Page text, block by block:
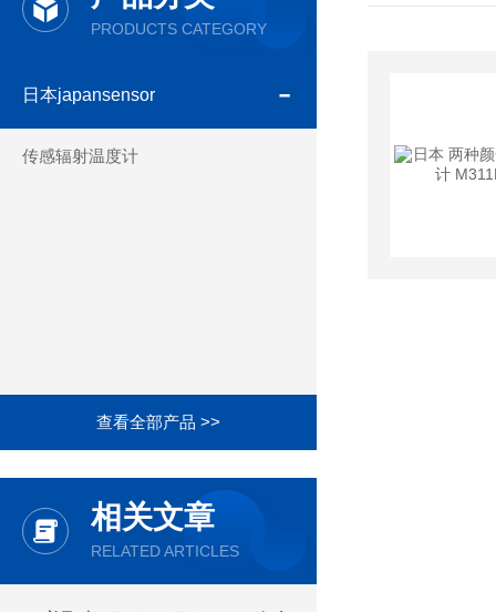
PRODUCTS CATEGORY
日本japansensor
传感辐射温度计
查看全部产品 >>
相关文章
RELATED ARTICLES